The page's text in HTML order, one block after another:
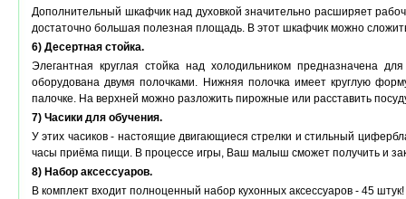
Дополнительный шкафчик над духовкой значительно расширяет
достаточно большая полезная площадь. В этот шкафчик можно
6) Десертная стойка.
Элегантная круглая стойка над холодильником предназначена
оборудована двумя полочками. Нижняя полочка имеет круглую
палочке. На верхней можно разложить пирожные или расставить
7) Часики для обучения.
У этих часиков - настоящие двигающиеся стрелки и стильный
часы приёма пищи. В процессе игры, Ваш малыш сможет получить и
8) Набор аксессуаров.
В комплект входит полноценный набор кухонных аксессуаров - 45